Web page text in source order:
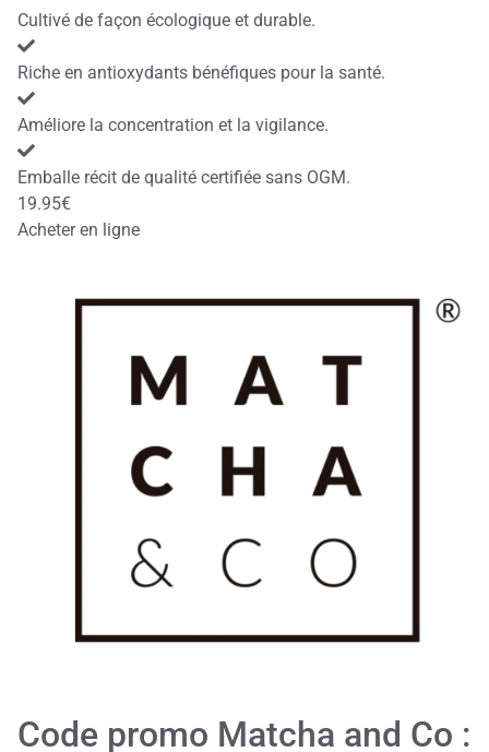
Cultivé de façon écologique et durable.
Riche en antioxydants bénéfiques pour la santé.
Améliore la concentration et la vigilance.
Emballe récit de qualité certifiée sans OGM.
19.95€
Acheter en ligne
Code promo Matcha and Co :